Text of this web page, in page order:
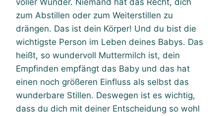
zum Abstillen oder zum Weiterstillen zu
drängen. Das ist dein Körper! Und du bist die
wichtigste Person im Leben deines Babys. Das
heißt, so wundervoll Muttermilch ist, dein
Empfinden empfängt das Baby und das hat
einen noch größeren Einfluss als selbst das
wunderbare Stillen. Deswegen ist es wichtig,
dass du dich mit deiner Entscheidung so wohl